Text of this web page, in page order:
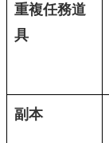
重複任務道
具
副本